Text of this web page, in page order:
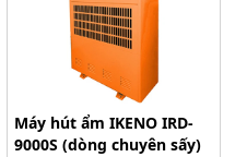
đến góc mở phù hợp. Khi
tiện có thể di chuyển qua
trình hoạt động, hệ thống
toàn nhằm hạn chế va
Máy hút ẩm IKENO IRD-
9000S (dòng chuyên sấy)